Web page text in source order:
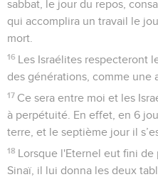
sabbat, le jour du repos,
qui accomplira un travail le
mort.
16 Les Israélites respecteront
des générations, comme une
17 Ce sera entre moi et les
à perpétuité. En effet, en 6
terre, et le septième jour il
18 Lorsque l'Eternel eut fini de
Sinaï, il lui donna les deux